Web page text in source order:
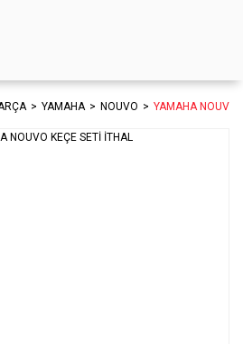
YAMAHA NOUVO YAMAHA NOUVO